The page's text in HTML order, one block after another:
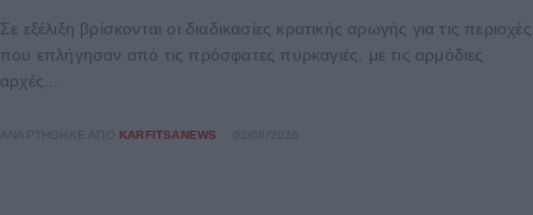
Σε εξέλιξη βρίσκονται οι διαδικασίες κρατικής αρωγής για τις περιοχές
που επλήγησαν από τις πρόσφατες πυρκαγιές, με τις αρμόδιες
αρχές...
ΑΝΑΡΤΉΘΗΚΕ ΑΠΌ KARFITSANEWS